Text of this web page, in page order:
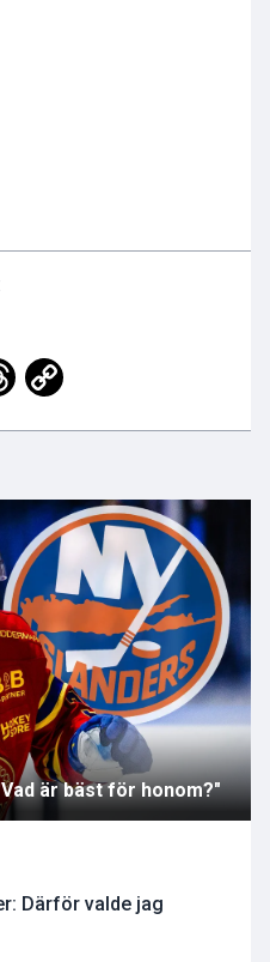
är bäst för honom?"
Därför valde jag